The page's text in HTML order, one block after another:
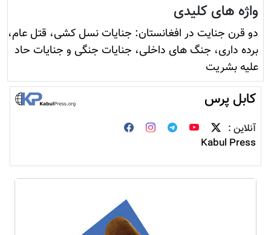
واژه های کلیدی
دو قرن جنایت در افغانستان: جنایات نسل کشی، قتل عام،
برده داری، جنگ های داخلی، جنایات جنگی و جنایات حاد
علیه بشریت
کابل پرس
آنلاین :
Kabul Press